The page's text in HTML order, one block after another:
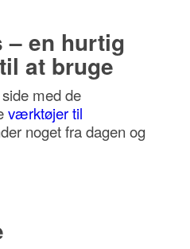
– en hurtig
at bruge
med de
værktøjer til
noget fra dagen og